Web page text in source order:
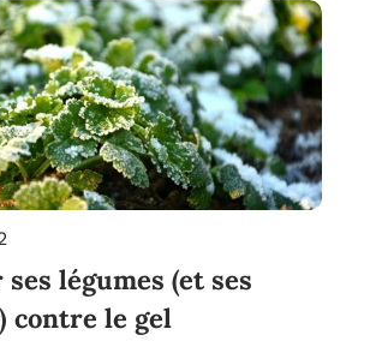
légumes (et ses
le gel